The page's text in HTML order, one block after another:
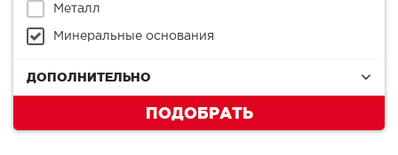
Металл
Минеральные основания
ДОПОЛНИТЕЛЬНО
ПОДОБРАТЬ